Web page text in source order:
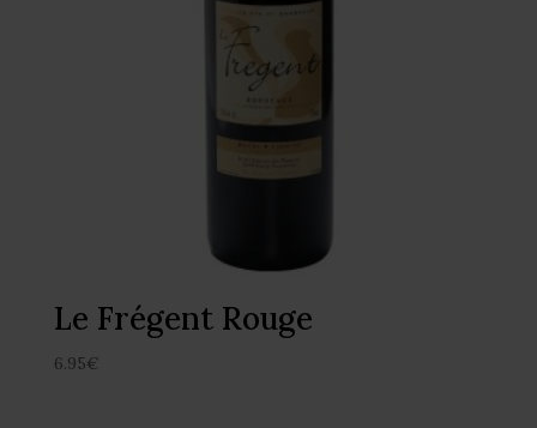
Le Frégent Rouge
6.95€